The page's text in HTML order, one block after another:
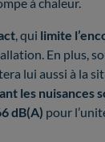
, qui limite
En plus,
lui aussi à la
les nuisances
dB(A) pour